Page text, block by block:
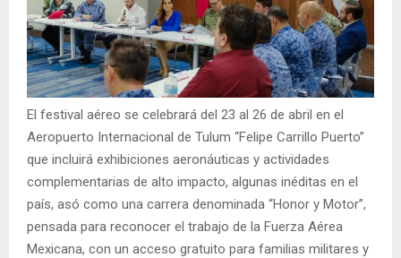
El festival aéreo se celebrará del 23 al 26 de abril en el
Aeropuerto Internacional de Tulum “Felipe Carrillo Puerto”
que incluirá exhibiciones aeronáuticas y actividades
complementarias de alto impacto, algunas inéditas en el
país, asó como una carrera denominada “Honor y Motor”,
pensada para reconocer el trabajo de la Fuerza Aérea
Mexicana, con un acceso gratuito para familias militares y